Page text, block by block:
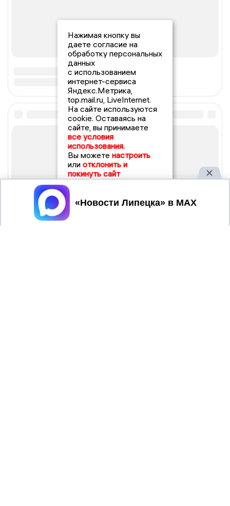
Нажимая кнопку вы
даете согласие на
обработку персональных
данных
с использованием
интернет-сервиса
Яндекс.Метрика,
top.mail.ru, LiveInternet.
На сайте используются
cookie. Оставаясь на
сайте, вы принимаете
все условия
использования.
Вы можете настроить
или отклонить и
покинуть сайт
Принять